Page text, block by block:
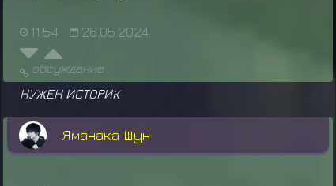
11:54 26.05.2024
обсуждение
НУЖЕН ИСТОРИК
Яманака Шун